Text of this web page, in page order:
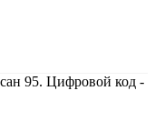
95. Цифровой код -